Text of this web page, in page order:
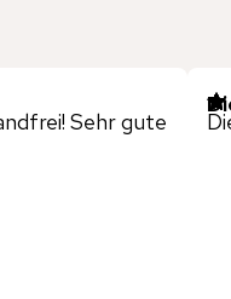
Sehr gute